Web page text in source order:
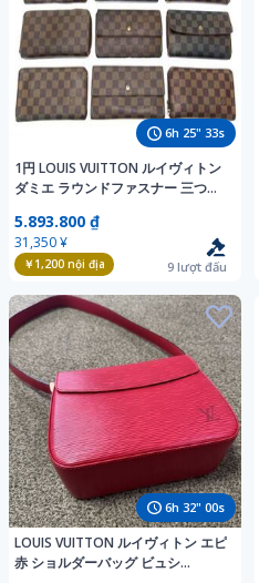
6h 25" 32s
1円 LOUIS VUITTON ルイヴィトン
ダミエ ラウンドファスナー 三つ折
札入れ 9点セット まとめ売り
DB5054
5.893.800 ₫
31,350 ¥
￥1,200nội địa 9 lượt đấu
6h 31" 59s
LOUIS VUITTON ルイヴィトン エピ
赤 ショルダーバッグ ビュシ